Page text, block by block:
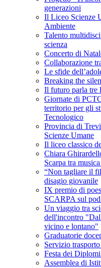
generazioni
Il Liceo Scienze
Ambiente
Talento
scienza
Concerto di
Collaborazione
Le sfide
Breaking the
Il futuro parla tre
Giornate di
territorio per gli
Tecnologico
Provincia di
Scienze Umane
Il liceo classico
Chiara
Scarpa tra
“Non tagliare il
disagio giovanile
IX premio di
SCARPA sul
Un viaggio tra
dell'incontro
vicino e lontano"
Graduatorie
Servizio
Festa dei
Assemblea di